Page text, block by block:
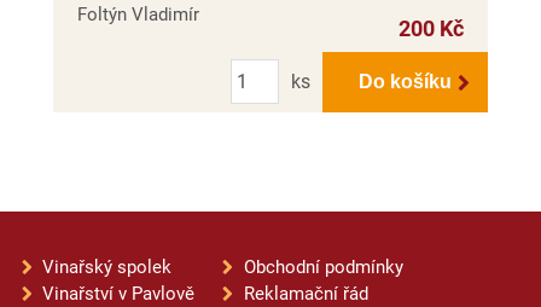
Foltýn Vladimír
200 Kč
Počet
ks
Do košíku
Vinařský spolek
Vinařství v Pavlově
Obchodní podmínky
Reklamační řád